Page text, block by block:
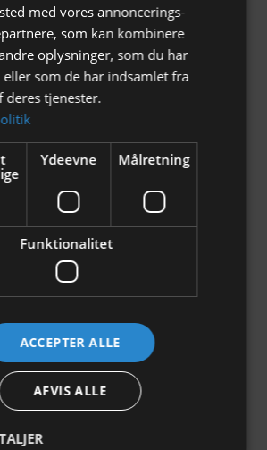
og eksklusive tilbud og få
gør. Vi vil holde dig opdateret med
produkter og tilbud.
med vores annoncerings-
som kan kombinere
oplysninger, som du har
eller som de har indsamlet fra
deres tjenester.
Ydeevne Målretning
Funktionalitet
ACCEPTER ALLE
AFVIS ALLE